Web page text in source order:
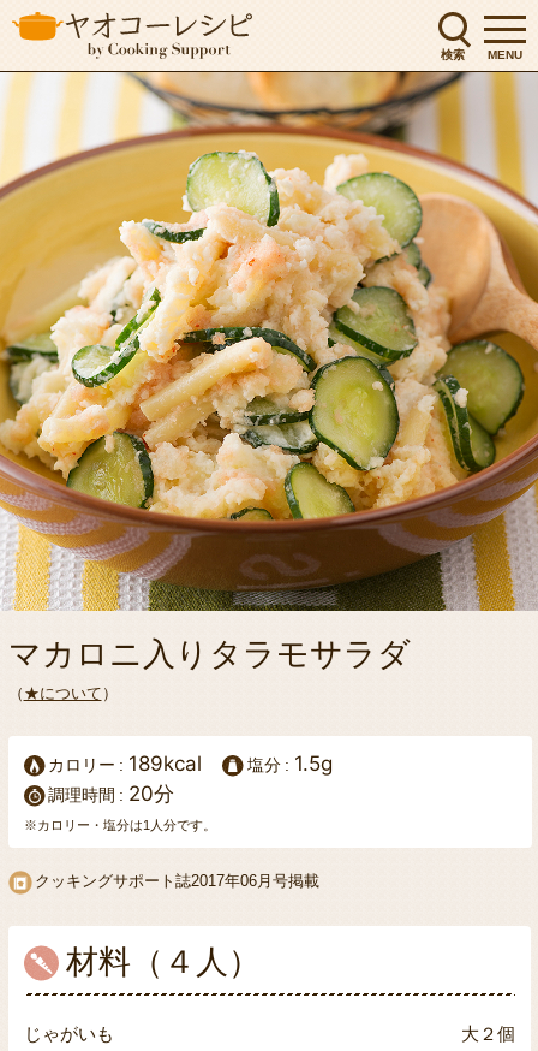
検索 MENU
マカロニ入りタラモサラダ
（ ★について ）
カロリー 189kcal 塩分 1.5g
調理時間 20分
※カロリー・塩分は1人分です。
クッキングサポート誌2017年06月号掲載
材料（４人）
じゃがいも 大２個